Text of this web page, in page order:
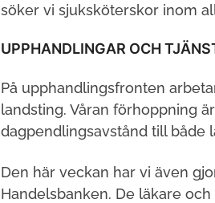
söker vi sjuksköterskor inom
UPPHANDLINGAR OCH
På upphandlingsfronten
landsting. Våran förhoppning
dagpendlingsavstånd till både
Den här veckan har vi även
Handelsbanken. De läkare